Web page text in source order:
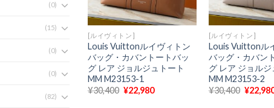
(0)
(15)
(0)
(0)
(82)
[ルイヴィトン]
Louis Vuittonルイヴィトン
バッグ・カバントートバッ
グ レア ジョルジュトート
MM M23153-1
¥30,400 元
¥22,980現
[ルイヴィトン]
Louis Vuittonル
バッグ・カバン
グ レア ジョルジ
MM M23153-2
¥30,400 元
¥